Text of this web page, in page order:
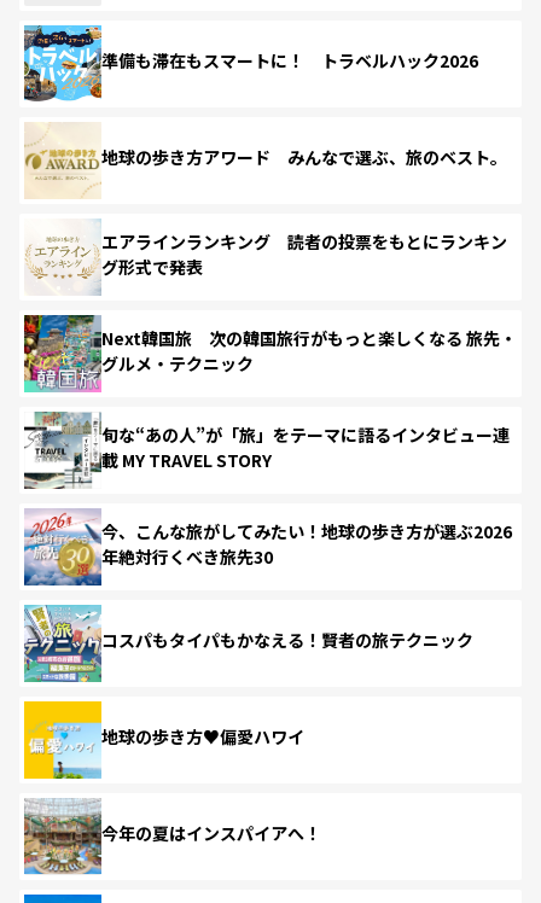
準備も滞在もスマートに！ トラベルハック2026
地球の歩き方アワード みんなで選ぶ、旅のベスト。
エアラインランキング 読者の投票をもとにランキン
グ形式で発表
Next韓国旅 次の韓国旅行がもっと楽しくなる 旅先・
グルメ・テクニック
旬な“あの人”が「旅」をテーマに語るインタビュー連
載 MY TRAVEL STORY
今、こんな旅がしてみたい！地球の歩き方が選ぶ2026
年絶対行くべき旅先30
コスパもタイパもかなえる！賢者の旅テクニック
地球の歩き方♥偏愛ハワイ
今年の夏はインスパイアへ！